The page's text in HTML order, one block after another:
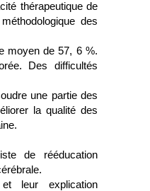
thérapeutique de
des
moyen de 57, 6 %.
Des difficultés
une partie des
la qualité des
de rééducation
leur explication